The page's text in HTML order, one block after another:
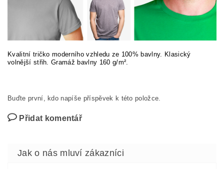
Kvalitní tričko moderního vzhledu ze 100% bavlny. Klasický
volnější střih. Gramáž bavlny 160 g/m².
Buďte první, kdo napíše příspěvek k této položce.
Přidat komentář